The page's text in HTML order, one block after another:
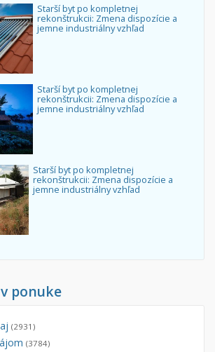
Starší byt po kompletnej
rekonštrukcii: Zmena dispozície a
jemne industriálny vzhľad
Starší byt po kompletnej
rekonštrukcii: Zmena dispozície a
jemne industriálny vzhľad
Starší byt po kompletnej
rekonštrukcii: Zmena dispozície a
jemne industriálny vzhľad
ponuke
(2931)
(3784)